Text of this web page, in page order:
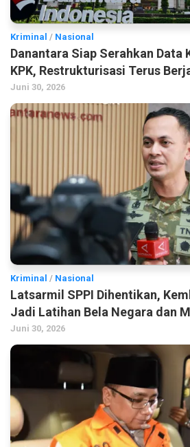
Kriminal / Nasional
Danantara Siap Serahkan Data
KPK, Restrukturisasi Terus
Juni 30, 2026
Kriminal / Nasional
Latsarmil SPPI Dihentikan,
Jadi Latihan Bela Negara dan
Juni 30, 2026